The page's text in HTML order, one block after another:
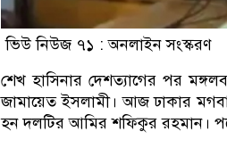
ভিউ নিউজ ৭১ : অনলাইন সংস্করণ
শেখ হাসিনার দেশত্যাগের পর
জামায়েত ইসলামী। আজ ঢাকার
হন দলটির আমির শফিকুর রহমান।